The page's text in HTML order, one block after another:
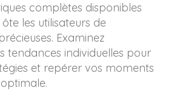
complètes disponibles
les utilisateurs de
Examinez
tendances individuelles pour
et repérer vos moments